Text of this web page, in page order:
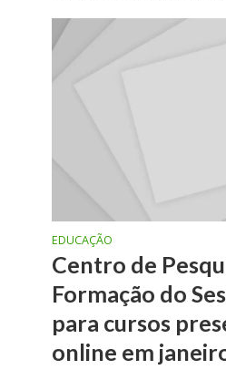
EDUCAÇÃO
Centro de
Formação do
para cursos
online em